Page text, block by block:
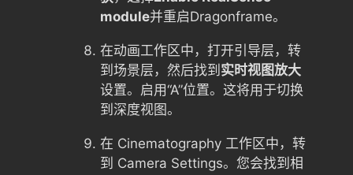
module并重启Dragonframe。
在动画工作区中，打开引导层，转
到场景层，然后找到 实时视图放大
设置。启用“A”位置。这将用于切换
到深度视图。
在 Cinematography 工作区中，转
到 Camera Settings。您会找到相